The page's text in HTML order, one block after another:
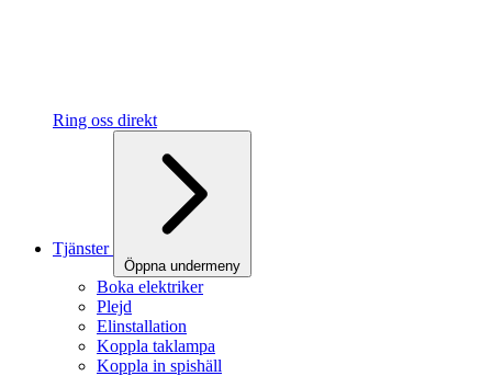
Ring oss direkt
Tjänster
Öppna undermeny
Boka elektriker
Plejd
Elinstallation
Koppla taklampa
Koppla in spishäll